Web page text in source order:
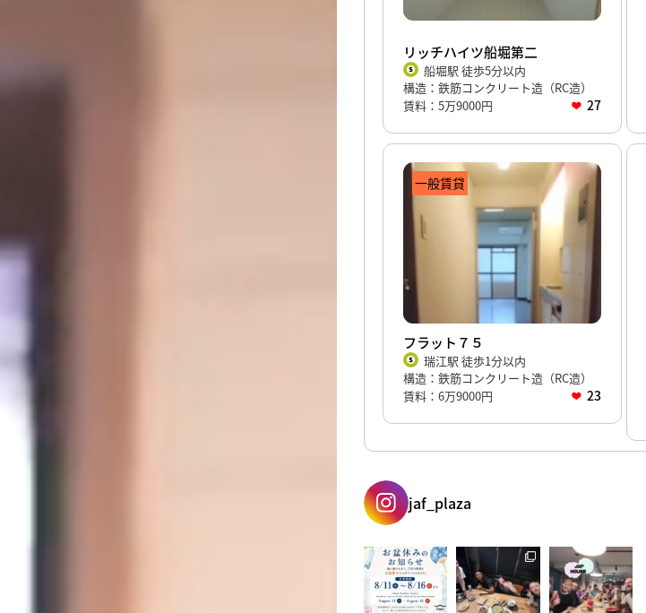
リッチハイツ船堀第二
船堀駅 徒歩5分以内
構造：鉄筋コンクリート造（RC造）
賃料：5万9000円
27
一般賃貸
フラット７５
瑞江駅 徒歩1分以内
構造：鉄筋コンクリート造（RC造）
賃料：6万9000円
23
jaf_plaza